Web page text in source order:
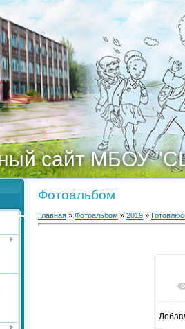
сайт МБОУ
Фотоальбом
Главная » Фотоальбом » 2019 »